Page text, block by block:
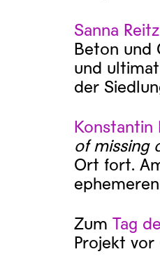
Sanna Reitz
Beton und
und
der
Konstantin
of missing
Ort fort.
Zum Tag
Projekt vor